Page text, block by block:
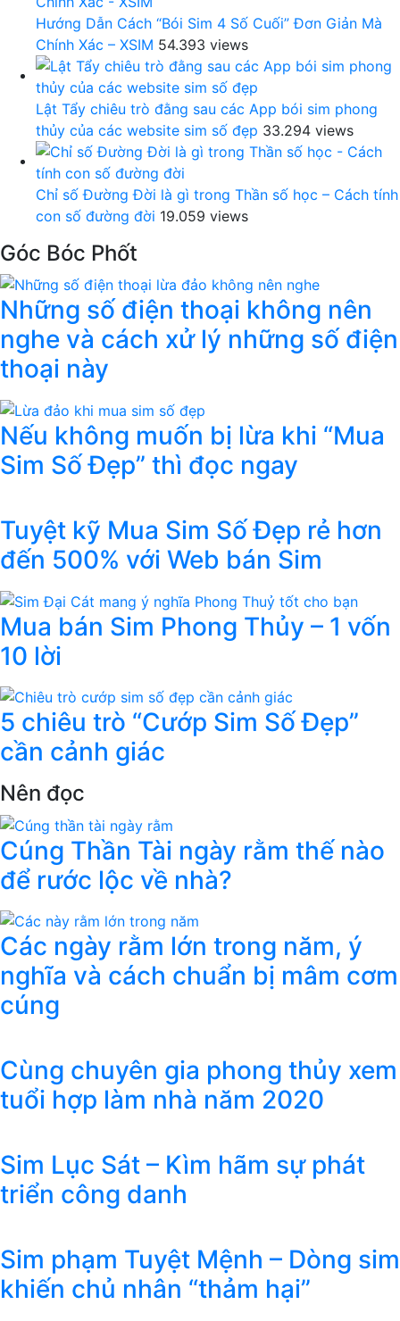
Hướng Dẫn Cách “Bói Sim 4 Số Cuối” Đơn Giản Mà
Chính Xác – XSIM 54.393 views
Lật Tẩy chiêu trò đằng sau các App bói sim phong
thủy của các website sim số đẹp 33.294 views
Chỉ số Đường Đời là gì trong Thần số học – Cách tính
con số đường đời 19.059 views
Góc Bóc Phốt
Những số điện thoại không nên
nghe và cách xử lý những số điện
thoại này
Nếu không muốn bị lừa khi “Mua
Sim Số Đẹp” thì đọc ngay
Tuyệt kỹ Mua Sim Số Đẹp rẻ hơn
đến 500% với Web bán Sim
Mua bán Sim Phong Thủy – 1 vốn
10 lời
5 chiêu trò “Cướp Sim Số Đẹp”
cần cảnh giác
Nên đọc
Cúng Thần Tài ngày rằm thế nào
để rước lộc về nhà?
Các ngày rằm lớn trong năm, ý
nghĩa và cách chuẩn bị mâm cơm
cúng
Cùng chuyên gia phong thủy xem
tuổi hợp làm nhà năm 2020
Sim Lục Sát – Kìm hãm sự phát
triển công danh
Sim phạm Tuyệt Mệnh – Dòng sim
khiến chủ nhân “thảm hại”